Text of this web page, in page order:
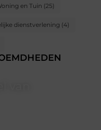
en Tuin (25)
dienstverlening (4)